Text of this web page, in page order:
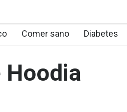
Comer sano Diabetes
Hoodia